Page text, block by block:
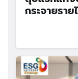
กระจายรา